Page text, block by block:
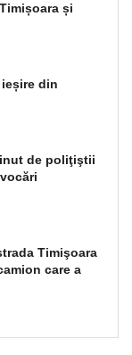
și
din
de poliţiştii
Timişoara
care a